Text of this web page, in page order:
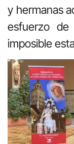
y hermanas
esfuerzo
imposible